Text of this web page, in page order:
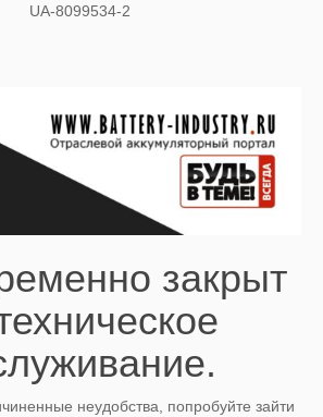
UA-8099534-2
закрыт
неудобства, попробуйте зайти